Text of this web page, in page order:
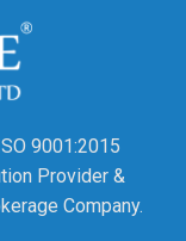
9001:2015
Provider &
Company.